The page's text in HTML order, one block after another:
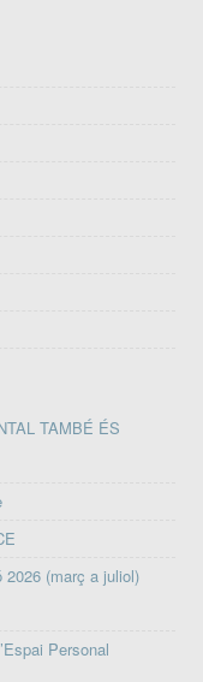
TAMBÉ ÉS
2026 (març a juliol)
Personal